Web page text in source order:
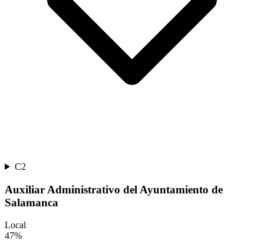
C2
Auxiliar Administrativo del Ayuntamiento de
Salamanca
Local
47%